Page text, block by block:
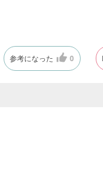
参考になった 0